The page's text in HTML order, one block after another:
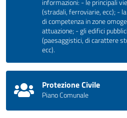
informazioni: - le principali
(stradali, ferroviarie, ecc); -
di competenza in zone
attuazione; - gli edifici
(paesaggistici, di carattere
ecc).
Protezione Civile
Piano Comunale